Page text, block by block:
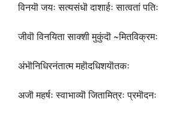
विनयॊ जयः सत्यसंधॊ दाशार्हः सात्वतां पतिः
जीवॊ विनयिता साक्शी मुकुंदॊ ~मितविक्रमः
अंभॊनिधिरनंतात्म महॊदधिशयॊतकः
अजॊ महर्षः स्वाभाव्यॊ जितामित्रः प्रमॊदनः